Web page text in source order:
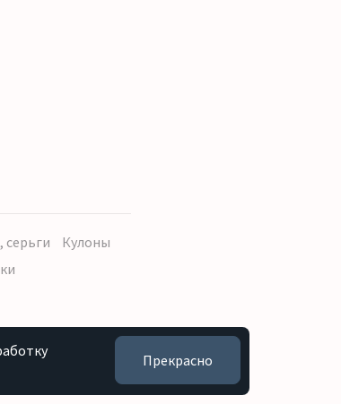
серьги
Кулоны
Прекрасно